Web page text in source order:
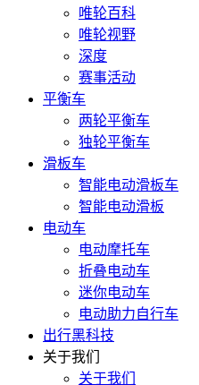
唯轮百科
唯轮视野
深度
赛事活动
平衡车
两轮平衡车
独轮平衡车
滑板车
智能电动滑板车
智能电动滑板
电动车
电动摩托车
折叠电动车
迷你电动车
电动助力自行车
出行黑科技
关于我们
关于我们